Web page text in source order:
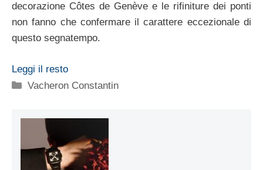
decorazione Côtes de Genève e le rifiniture dei ponti
non fanno che confermare il carattere eccezionale di
questo segnatempo.
Leggi il resto
Categorie
Vacheron Constantin